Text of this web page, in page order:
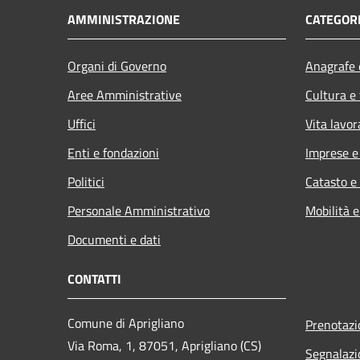
AMMINISTRAZIONE
Organi di Governo
Aree Amministrative
Uffici
Enti e fondazioni
Politici
Personale Amministrativo
Documenti e dati
Cultura
Vita
Imprese
Catasto
Mobilità
CONTATTI
Comune di Aprigliano
Via Roma, 1, 87051, Aprigliano (CS)